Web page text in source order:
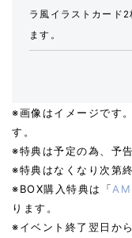
ラ風イラストカード
ます。
※画像はイメージです
す。
※特典は予定の為、予
※特典はなくなり次第
※BOX購入特典は「
ります。
※イベント終了翌日から